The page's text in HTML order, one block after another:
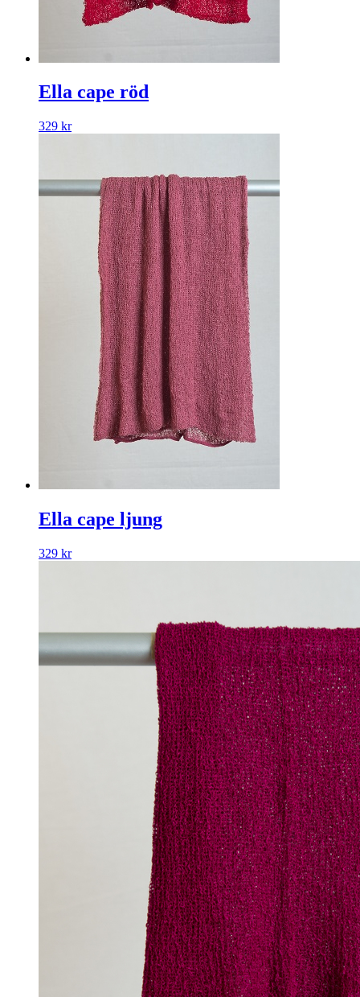
Ella cape röd
329 kr
Ella cape ljung
329 kr